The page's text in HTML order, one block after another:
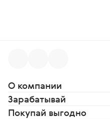
О компании
Зарабатывай
Покупай выгодно